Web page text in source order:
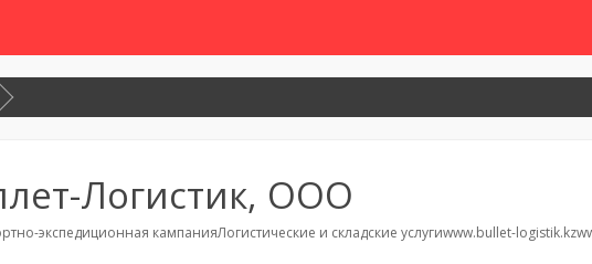
Логистик, ООО
экспедиционная кампанияЛогистические и складские услугиwww.bullet-